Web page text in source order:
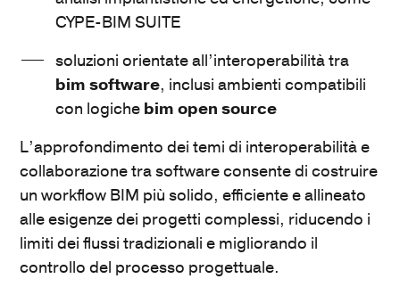
CYPE-BIM SUITE
soluzioni orientate all’interoperabilità tra
bim software, inclusi ambienti compatibili
con logiche bim open source
L’approfondimento dei temi di interoperabilità e
collaborazione tra software consente di costruire
un workflow BIM più solido, efficiente e allineato
alle esigenze dei progetti complessi, riducendo i
limiti dei flussi tradizionali e migliorando il
controllo del processo progettuale.